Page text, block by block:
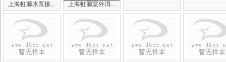
上海虹源水泵接... 上海虹源室外消...